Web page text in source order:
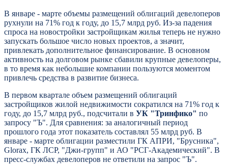
В январе - марте объемы размещений облигаций девелоперов
рухнули на 71% год к году, до 15,7 млрд руб. Из-за падения
спроса на новостройки застройщикам жилья теперь не нужно
запускать большое число новых проектов, а значит,
привлекать дополнительное финансирование. В основном
активность на долговом рынке сбавили крупные девелоперы,
в то время как небольшие компании пользуются моментом
привлечь средства в развитие бизнеса.
В первом квартале объем размещений облигаций
застройщиков жилой недвижимости сократился на 71% год к
году, до 15,7 млрд руб., подсчитали в УК "Тринфико" по
запросу "Ъ". Для сравнения: за аналогичный период
прошлого года этот показатель составлял 55 млрд руб. В
январе - марте облигации разместили ГК АПРИ, "Брусника",
Glorax, ГК ЛСР, "Джи-групп" и АО "РСГ-Академический". В
пресс-службах девелоперов не ответили на запрос "Ъ".